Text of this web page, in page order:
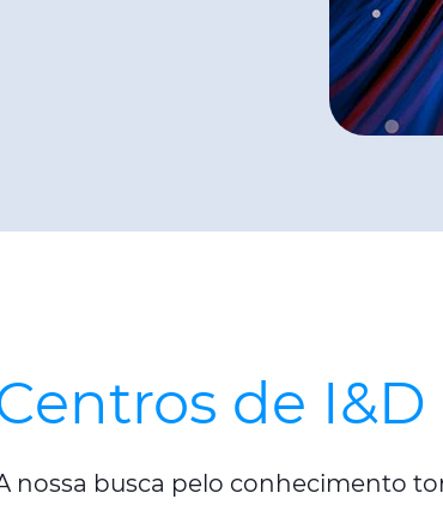
de I&D
nossa busca pelo conhecimento